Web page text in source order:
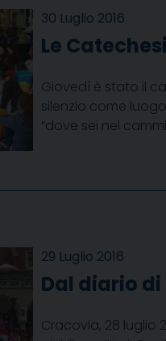
30 Luglio 2016
Le
Giovedì è stato il
silenzio come
“dove sei nel
29 Luglio 2016
Dal diario di
Cracovia, 28 luglio